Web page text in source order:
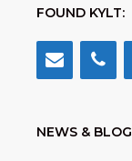
FOUND KYLT:
NEWS & BLOG